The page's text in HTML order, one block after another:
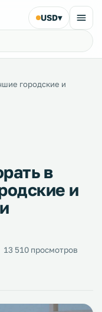
USD▾
городские и
в
и
13 510 просмотров